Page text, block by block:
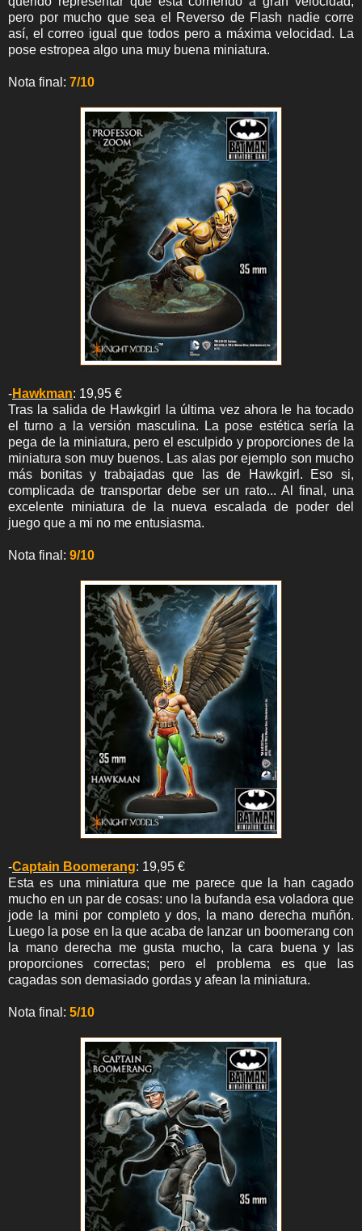
pero por mucho que sea el Reverso de Flash nadie corre
así, el correo igual que todos pero a máxima velocidad. La
pose estropea algo una muy buena miniatura.
Nota final: 7/10
-Hawkman: 19,95 €
Tras la salida de Hawkgirl la última vez ahora le ha tocado
el turno a la versión masculina. La pose estética sería la
pega de la miniatura, pero el esculpido y proporciones de la
miniatura son muy buenos. Las alas por ejemplo son mucho
más bonitas y trabajadas que las de Hawkgirl. Eso si,
complicada de transportar debe ser un rato... Al final, una
excelente miniatura de la nueva escalada de poder del
juego que a mi no me entusiasma.
Nota final: 9/10
-Captain Boomerang: 19,95 €
Esta es una miniatura que me parece que la han cagado
mucho en un par de cosas: uno la bufanda esa voladora que
jode la mini por completo y dos, la mano derecha muñón.
Luego la pose en la que acaba de lanzar un boomerang con
la mano derecha me gusta mucho, la cara buena y las
proporciones correctas; pero el problema es que las
cagadas son demasiado gordas y afean la miniatura.
Nota final: 5/10